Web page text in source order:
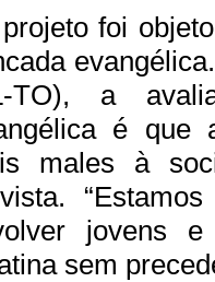
foi
TO), a
é que
males à
jovens
sem